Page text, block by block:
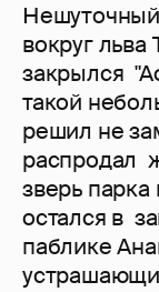
вокруг
закрылся
такой
решил не
распродал
зверь парка
остался в
паблике